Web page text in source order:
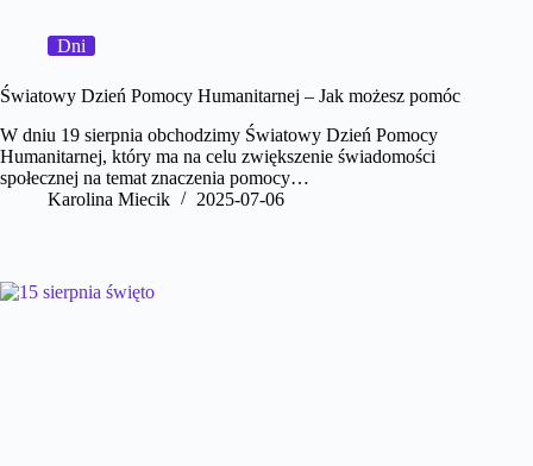
Dni
Światowy Dzień Pomocy Humanitarnej – Jak możesz pomóc
W dniu 19 sierpnia obchodzimy Światowy Dzień Pomocy
Humanitarnej, który ma na celu zwiększenie świadomości
społecznej na temat znaczenia pomocy…
Karolina Miecik
2025-07-06